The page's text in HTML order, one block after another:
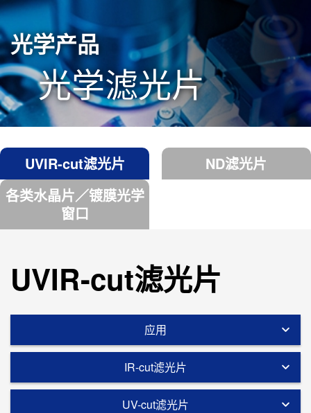
光学产品
光学滤光片
UVIR-cut滤光片
ND滤光片
各类水晶片／镀膜光学
窗口
UVIR-cut滤光片
应用
IR-cut滤光片
UV-cut滤光片